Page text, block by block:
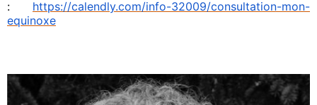
: https://calendly.com/info-32009/consultation-mon-
equinoxe